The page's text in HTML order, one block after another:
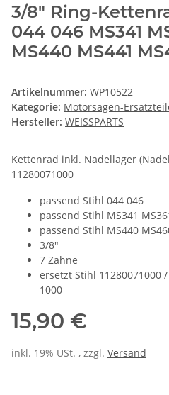
3/8" Ring-
044 046 MS341
MS440 MS441
Artikelnummer: WP10522
Kategorie: Motorsägen-
Hersteller: WEISSPARTS
Kettenrad inkl. Nadellager
11280071000
passend Stihl 044 046
passend Stihl MS341
passend Stihl MS440
3/8"
7 Zähne
ersetzt Stihl 11280071000
1000
15,90 €
inkl. 19% USt. , zzgl. Versand